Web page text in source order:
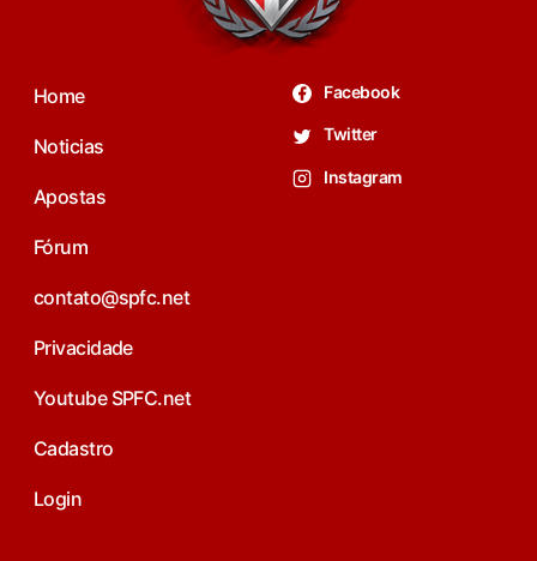
Home
Noticias
Apostas
Fórum
contato@spfc.net
Privacidade
Youtube SPFC.net
Cadastro
Login
Facebook
Twitter
Instagram